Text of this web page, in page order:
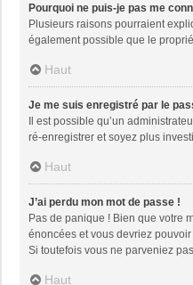
Pourquoi ne puis-je pas me
Plusieurs raisons pourraient
également possible que le
Haut
Je me suis enregistré par le
Il est possible qu’un
ré-enregistrer et soyez plus
Haut
J’ai perdu mon mot de passe !
Pas de panique ! Bien que votre
énoncées et vous devriez
Si toutefois vous ne parveniez
Haut